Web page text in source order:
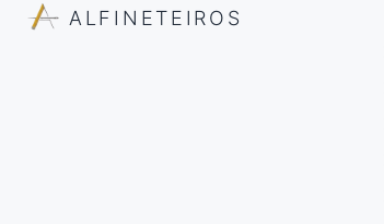
ALFINETEIROS